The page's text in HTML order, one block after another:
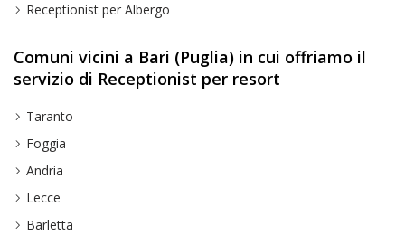
Receptionist per Albergo
Comuni vicini a Bari (Puglia) in cui offriamo il
servizio di Receptionist per resort
Taranto
Foggia
Andria
Lecce
Barletta